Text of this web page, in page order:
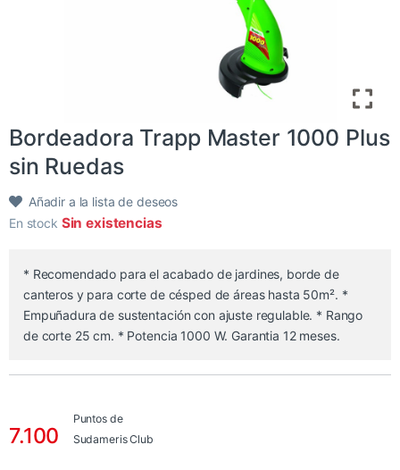
Bordeadora Trapp Master 1000 Plus
sin Ruedas
Añadir a la lista de deseos
En stock Sin existencias
* Recomendado para el acabado de jardines, borde de
canteros y para corte de césped de áreas hasta 50m². *
Empuñadura de sustentación con ajuste regulable. * Rango
de corte 25 cm. * Potencia 1000 W. Garantia 12 meses.
7.100
Puntos de
Sudameris Club